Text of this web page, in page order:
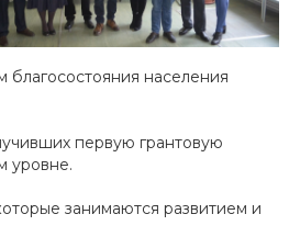
населения
первую грантовую
уровне.
занимаются развитием и